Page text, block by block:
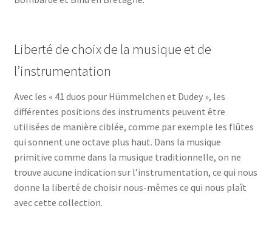
Liberté de choix de la musique et de
l’instrumentation
Avec les « 41 duos pour Hümmelchen et Dudey », les
différentes positions des instruments peuvent être
utilisées de manière ciblée, comme par exemple les flûtes
qui sonnent une octave plus haut. Dans la musique
primitive comme dans la musique traditionnelle, on ne
trouve aucune indication sur l’instrumentation, ce qui nous
donne la liberté de choisir nous-mêmes ce qui nous plaît
avec cette collection.